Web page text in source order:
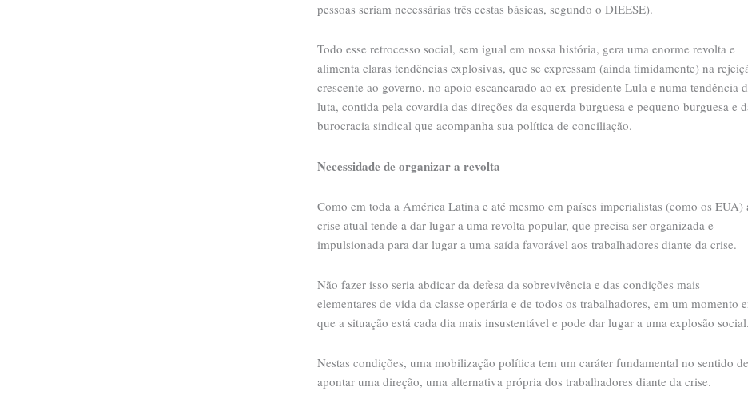
pessoas seriam necessárias três cestas básicas, segundo o DIEESE).
Todo esse retrocesso social, sem igual em nossa história, gera uma enorme revolta e
alimenta claras tendências explosivas, que se expressam (ainda timidamente) na
crescente ao governo, no apoio escancarado ao ex-presidente Lula e numa tendência
luta, contida pela covardia das direções da esquerda burguesa e pequeno burguesa e
burocracia sindical que acompanha sua política de conciliação.
Necessidade de organizar a revolta
Como em toda a América Latina e até mesmo em países imperialistas (como os EUA)
crise atual tende a dar lugar a uma revolta popular, que precisa ser organizada e
impulsionada para dar lugar a uma saída favorável aos trabalhadores diante da crise.
Não fazer isso seria abdicar da defesa da sobrevivência e das condições mais
elementares de vida da classe operária e de todos os trabalhadores, em um momento
que a situação está cada dia mais insustentável e pode dar lugar a uma explosão social.
Nestas condições, uma mobilização política tem um caráter fundamental no sentido de
apontar uma direção, uma alternativa própria dos trabalhadores diante da crise.